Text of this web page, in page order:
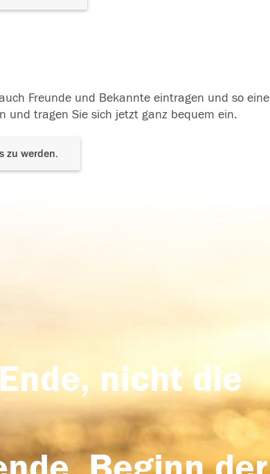
Freunde und Bekannte eintragen und so eine
und tragen Sie sich jetzt ganz bequem ein.
zu werden.
nicht die